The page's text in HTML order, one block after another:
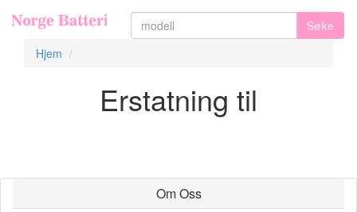
Søke
Hjem
Erstatning til
Om Oss